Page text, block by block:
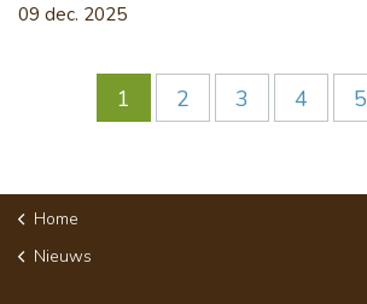
09 dec. 2025
1 2 3 4 5
Home
Nieuws